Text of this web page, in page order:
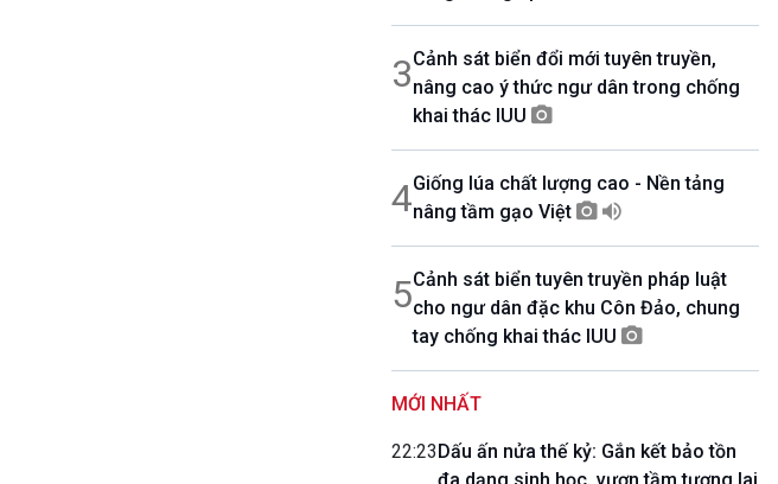
10 phút Sự kiện luận bàn
08h50-08h55
Quảng cáo
09h00-09h15
Bản tin thời sự
09h30-09h35
Bản tin Pháp luật
09h35-09h40
Quốc hội với cử tri
Quảng cáo
3Cảnh sát biển đổi mới tuyên truyền,
nâng cao ý thức ngư dân trong chống
khai thác IUU
4Giống lúa chất lượng cao - Nền tảng
nâng tầm gạo Việt
5Cảnh sát biển tuyên truyền pháp luật
cho ngư dân đặc khu Côn Đảo, chung
tay chống khai thác IUU
MỚI NHẤT
22:23Dấu ấn nửa thế kỷ: Gắn kết bảo tồn
đa dạng sinh học, vươn tầm tương lai